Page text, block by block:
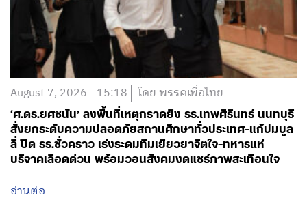
August 7, 2026 - 15:18 โดย พรรคเพื่อไทย
‘ศ.ดร.ยศชนัน’ ลงพื้นที่เหตุกราดยิง รร.เทพศิรินทร์ นนทบุรี
สั่งยกระดับความปลอดภัยสถานศึกษาทั่วประเทศ-แก้ปมบูล
ลี่ ปิด รร.ชั่วคราว เร่งระดมทีมเยียวยาจิตใจ-ทหารแห่
บริจาคเลือดด่วน พร้อมวอนสังคมงดแชร์ภาพสะเทือนใจ
อ่านต่อ